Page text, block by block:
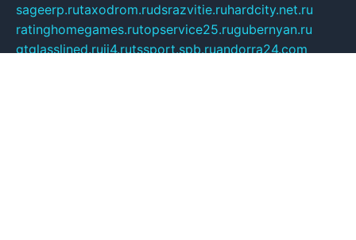
sageerp.rutaxodrom.rudsrazvitie.ruhardcity.net.ru
ratinghomegames.rutopservice25.rugubernyan.ru
gtglasslined.ruii4.rutssport.spb.ruandorra24.com